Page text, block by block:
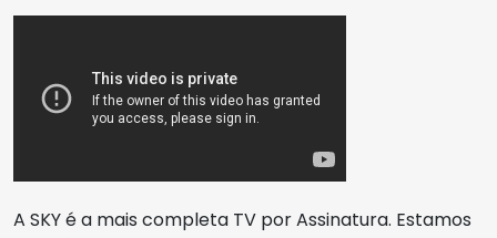
A SKY é a mais completa TV por Assinatura. Estamos